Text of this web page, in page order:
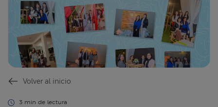
Volver al inicio
3 min de lectura